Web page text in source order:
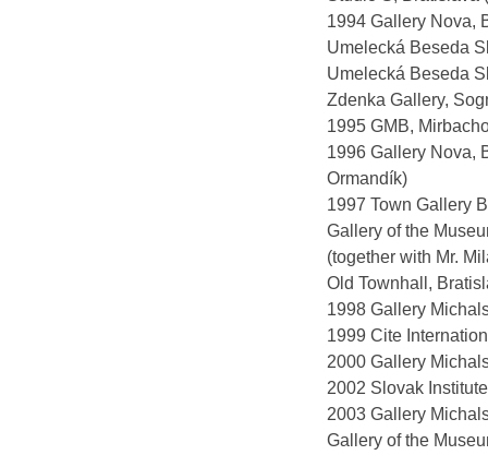
1994 Gallery Nova,
Umelecká Beseda
Umelecká Beseda
Zdenka Gallery,
1995 GMB,
1996 Gallery Nova,
Ormandík)
1997 Town Gallery
Gallery of the
(together with Mr.
Old Townhall,
1998 Gallery
1999 Cite
2000 Gallery
2002 Slovak
2003 Gallery
Gallery of the